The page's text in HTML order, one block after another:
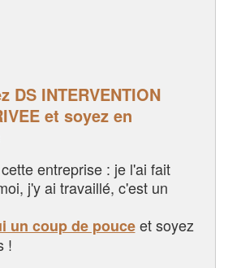
DS INTERVENTION
et soyez en
entreprise : je l'ai fait
j'y ai travaillé, c'est un
un coup de pouceet soyez
!